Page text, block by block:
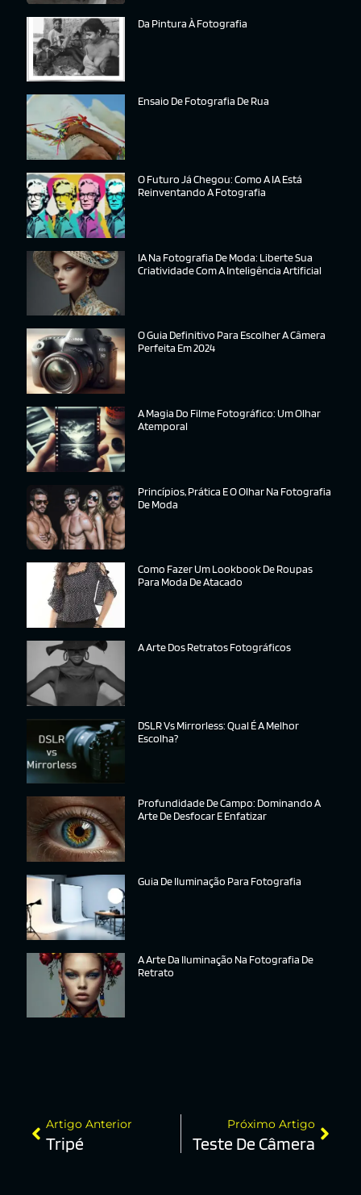
Da Pintura À Fotografia
Ensaio De Fotografia De Rua
O Futuro Já Chegou: Como A IA Está
Reinventando A Fotografia
IA Na Fotografia De Moda: Liberte Sua
Criatividade Com A Inteligência Artificial
O Guia Definitivo Para Escolher A Câmera
Perfeita Em 2024
A Magia Do Filme Fotográfico: Um Olhar
Atemporal
Princípios, Prática E O Olhar Na Fotografia
De Moda
Como Fazer Um Lookbook De Roupas
Para Moda De Atacado
A Arte Dos Retratos Fotográficos
DSLR Vs Mirrorless: Qual É A Melhor
Escolha?
Profundidade De Campo: Dominando A
Arte De Desfocar E Enfatizar
Guia De Iluminação Para Fotografia
A Arte Da Iluminação Na Fotografia De
Retrato
Artigo Anterior
Tripé
Próximo Artigo
Teste De Câmera